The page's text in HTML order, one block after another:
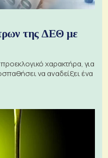
της ΔΕΘ με
χαρακτήρα, για
να αναδείξει ένα